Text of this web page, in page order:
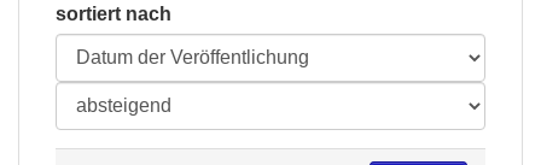
sortiert nach